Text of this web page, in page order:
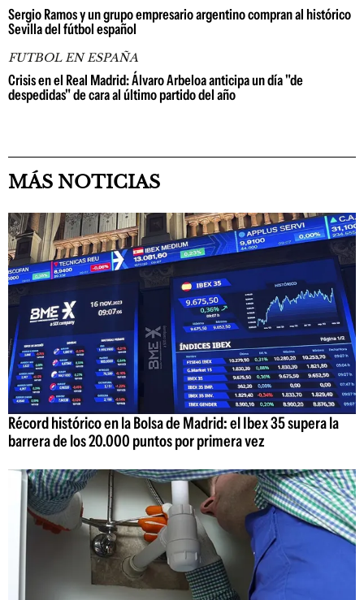
Sergio Ramos y un grupo empresario argentino compran al histórico
Sevilla del fútbol español
FUTBOL EN ESPAÑA
Crisis en el Real Madrid: Álvaro Arbeloa anticipa un día "de
despedidas" de cara al último partido del año
MÁS NOTICIAS
Récord histórico en la Bolsa de Madrid: el Ibex 35 supera la
barrera de los 20.000 puntos por primera vez